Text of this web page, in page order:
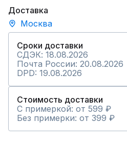
Доставка
Москва
Сроки доставки
СДЭК: 18.08.2026
Почта России: 20.08.2026
DPD: 19.08.2026
Стоимость доставки
С примеркой: от 599 ₽
Без примерки: от 399 ₽